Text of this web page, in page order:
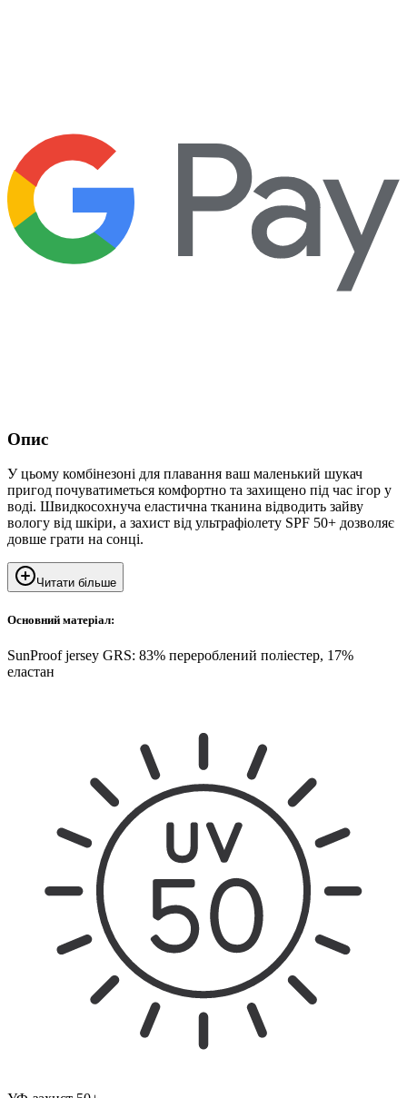
Опис
У цьому комбінезоні для плавання ваш маленький шукач
пригод почуватиметься комфортно та захищено під час ігор у
воді. Швидкосохнуча еластична тканина відводить зайву
вологу від шкіри, а захист від ультрафіолету SPF 50+ дозволяє
довше грати на сонці.
Читати більше
Основний матеріал:
SunProof jersey GRS: 83% перероблений поліестер, 17%
еластан